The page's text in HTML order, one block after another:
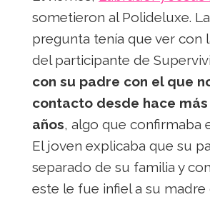
sometieron al Polideluxe.
pregunta tenía que ver con
del participante de
con su padre con el que
contacto desde hace
años, algo que confirmaba
El joven explicaba que su
separado de su familia y
este le fue infiel a su madre